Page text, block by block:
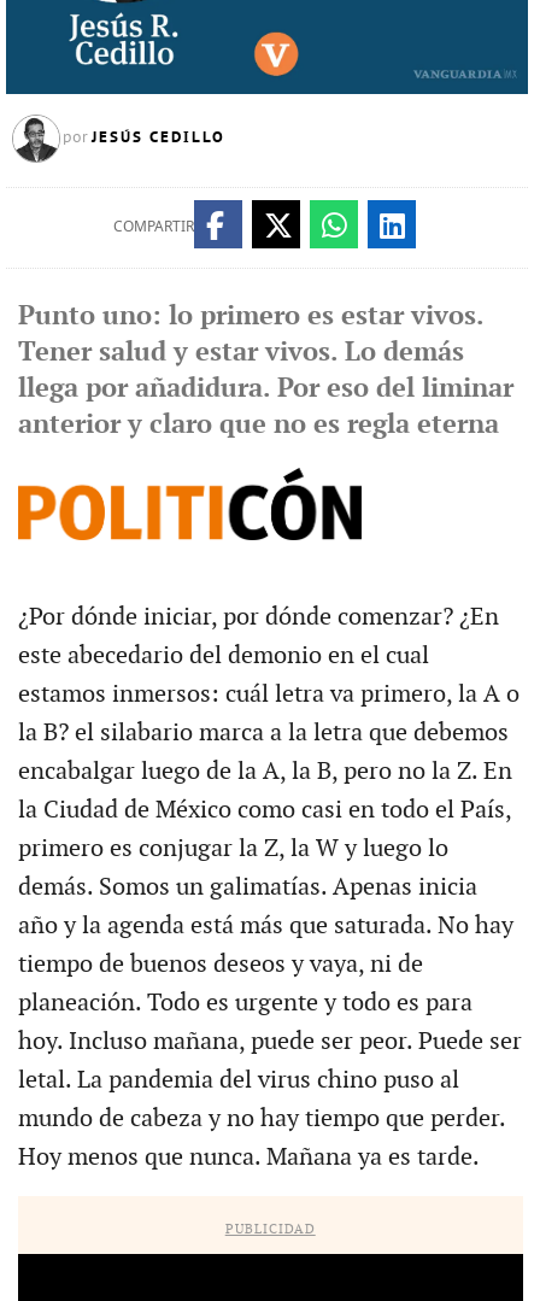
porJESÚS CEDILLO
COMPARTIR
Punto uno: lo primero es estar vivos.
Tener salud y estar vivos. Lo demás
llega por añadidura. Por eso del liminar
anterior y claro que no es regla eterna
¿Por dónde iniciar, por dónde comenzar? ¿En
este abecedario del demonio en el cual
estamos inmersos: cuál letra va primero, la A o
la B? el silabario marca a la letra que debemos
encabalgar luego de la A, la B, pero no la Z. En
la Ciudad de México como casi en todo el País,
primero es conjugar la Z, la W y luego lo
demás. Somos un galimatías. Apenas inicia
año y la agenda está más que saturada. No hay
tiempo de buenos deseos y vaya, ni de
planeación. Todo es urgente y todo es para
hoy. Incluso mañana, puede ser peor. Puede ser
letal. La pandemia del virus chino puso al
mundo de cabeza y no hay tiempo que perder.
Hoy menos que nunca. Mañana ya es tarde.
PUBLICIDAD